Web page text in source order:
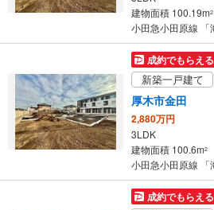
建物面積 100.19m2
成約でもらえる
新築一戸建て
厚木市金田
2,880万円
3LDK
建物面積 100.6m2
成約でもらえる